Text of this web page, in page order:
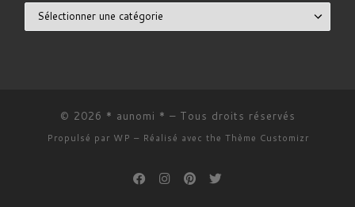
© 2026 * aunomi * – Tous droits réservés
Propulsé par WP – Réalisé avec the Thème Customizr